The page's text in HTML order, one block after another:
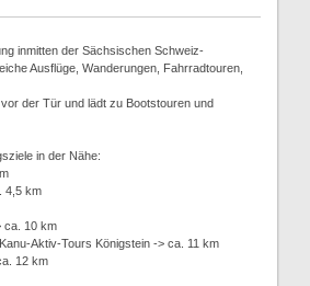
inmitten der Sächsischen Schweiz-
Ausflüge, Wanderungen, Fahrradtouren,
der Tür und lädt zu Bootstouren und
in der Nähe:
4,5 km
ca. 10 km
Aktiv-Tours Königstein -> ca. 11 km
12 km